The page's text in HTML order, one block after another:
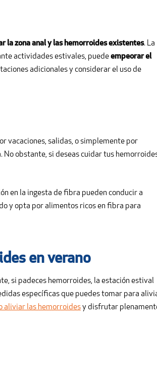
la zona anal y las hemorroides existentes. La
actividades estivales, puedeempeorar el
adicionales y considerar el uso de
vacaciones, salidas, o simplemente por
obstante, si deseas cuidar tus
en la ingesta de fibra pueden conducir a
y opta por alimentos ricos en fibra para
en verano
si padeces hemorroides, la estación estival
específicas que puedes tomar para
aliviar las hemorroidesy disfrutar